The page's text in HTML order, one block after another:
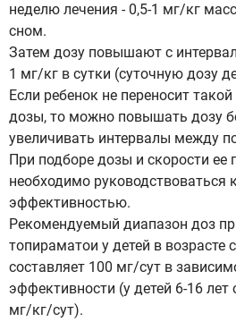
неделю лечения - 0,5-1 мг/кг
сном.
Затем дозу повышают с
1 мг/кг в сутки (суточную дозу
Если ребенок не переносит
дозы, то можно повышать дозу
увеличивать интервалы между
При подборе дозы и скорости ее
необходимо руководствоваться
эффективностью.
Рекомендуемый диапазон доз
топираматои у детей в возрасте
составляет 100 мг/сут в
эффективности (у детей 6-16 лет
мг/кг/сут).